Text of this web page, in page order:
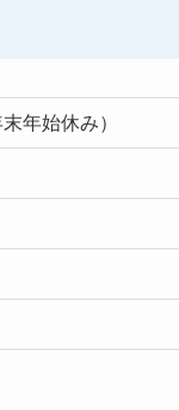
末年始休み）